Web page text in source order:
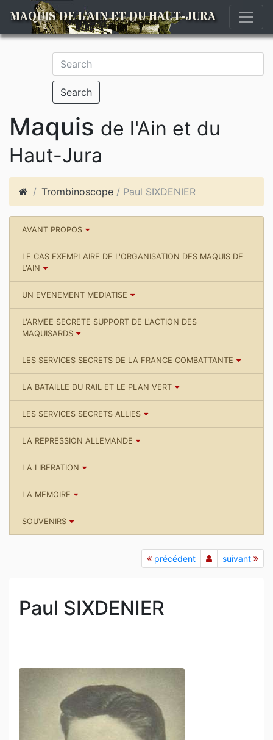
MAQUIS DE L'AIN ET DU HAUT-JURA
Search
Maquis de l'Ain et du
Haut-Jura
Trombinoscope / Paul SIXDENIER
AVANT PROPOS
LE CAS EXEMPLAIRE DE L'ORGANISATION DES MAQUIS DE
L'AIN
UN EVENEMENT MEDIATISE
L'ARMEE SECRETE SUPPORT DE L'ACTION DES
MAQUISARDS
LES SERVICES SECRETS DE LA FRANCE COMBATTANTE
LA BATAILLE DU RAIL ET LE PLAN VERT
LES SERVICES SECRETS ALLIES
LA REPRESSION ALLEMANDE
LA LIBERATION
LA MEMOIRE
SOUVENIRS
précédent suivant
Paul SIXDENIER